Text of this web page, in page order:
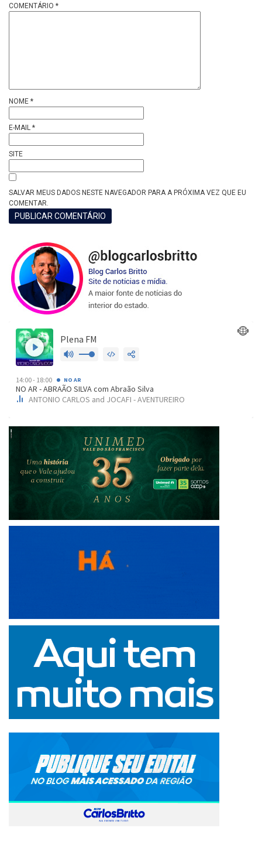
COMENTÁRIO *
NOME *
E-MAIL *
SITE
SALVAR MEUS DADOS NESTE NAVEGADOR PARA A PRÓXIMA VEZ QUE EU
COMENTAR.